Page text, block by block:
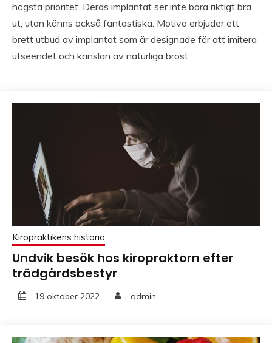
högsta prioritet. Deras implantat ser inte bara riktigt bra
ut, utan känns också fantastiska. Motiva erbjuder ett
brett utbud av implantat som är designade för att imitera
utseendet och känslan av naturliga bröst.
Kiropraktikens historia
Undvik besök hos kiropraktorn efter
trädgårdsbestyr
19 oktober 2022 admin